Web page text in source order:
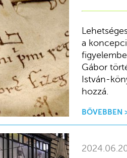
a
Gábor
István-
hozzá.
BŐVEBBEN